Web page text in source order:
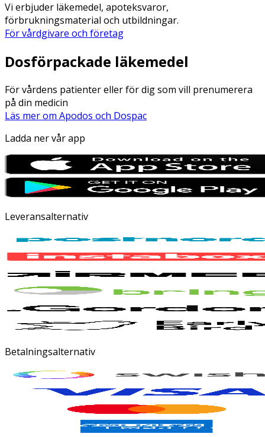
Vi erbjuder läkemedel, apoteksvaror,
förbrukningsmaterial och utbildningar.
För vårdgivare och företag
Dosförpackade läkemedel
För vårdens patienter eller för dig som vill prenumerera
på din medicin
Läs mer om Apodos och Dospac
Ladda ner vår app
Leveransalternativ
Betalningsalternativ